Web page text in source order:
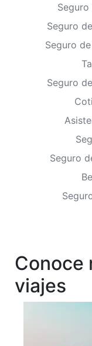
Seguro
Seguro
Seguro
Seguro
Conoce
viajes